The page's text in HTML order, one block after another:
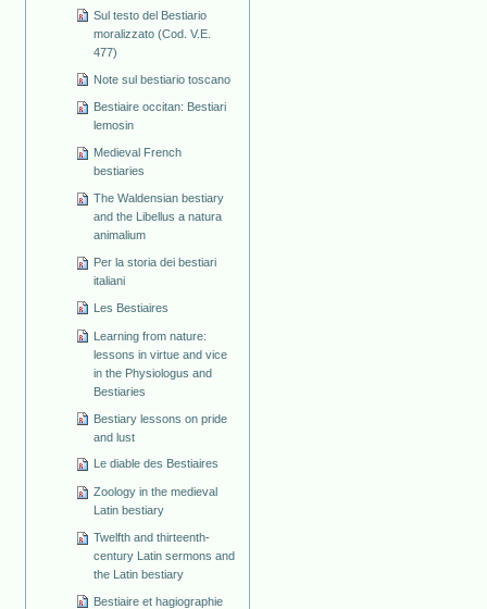
Sul testo del Bestiario
moralizzato (Cod. V.E.
477)
Note sul bestiario toscano
Bestiaire occitan: Bestiari
lemosin
Medieval French
bestiaries
The Waldensian bestiary
and the Libellus a natura
animalium
Per la storia dei bestiari
italiani
Les Bestiaires
Learning from nature:
lessons in virtue and vice
in the Physiologus and
Bestiaries
Bestiary lessons on pride
and lust
Le diable des Bestiaires
Zoology in the medieval
Latin bestiary
Twelfth and thirteenth-
century Latin sermons and
the Latin bestiary
Bestiaire et hagiographie